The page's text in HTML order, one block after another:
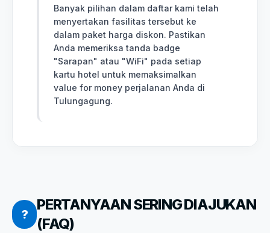
Banyak pilihan dalam daftar kami telah
menyertakan fasilitas tersebut ke
dalam paket harga diskon. Pastikan
Anda memeriksa tanda badge
"Sarapan" atau "WiFi" pada setiap
kartu hotel untuk memaksimalkan
value for money perjalanan Anda di
Tulungagung.
?
PERTANYAAN SERING DIAJUKAN
(FAQ)